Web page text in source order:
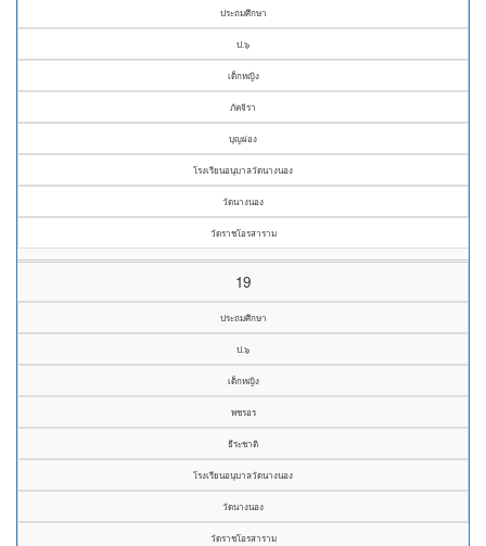
ประถมศึกษา
ป.๖
เด็กหญิง
ภัคจิรา
บุญผ่อง
โรงเรียนอนุบาลวัดนางนอง
วัดนางนอง
วัดราชโอรสาราม
19
ประถมศึกษา
ป.๖
เด็กหญิง
พชรอร
ธีระชาติ
โรงเรียนอนุบาลวัดนางนอง
วัดนางนอง
วัดราชโอรสาราม